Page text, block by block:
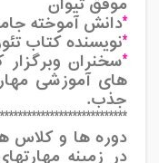
*دانش آموخته
*نویسنده کتاب
*سخنران وبرگزار
های آموزشی
جذب.
دوره ها و کلاس